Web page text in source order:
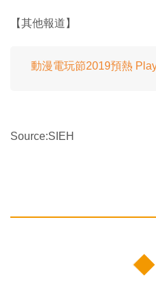
【其他報道】
動漫電玩節2019預熱
Source:SIEH